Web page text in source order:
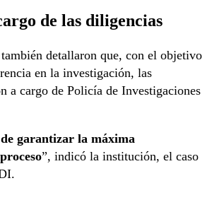
de las diligencias
detallaron que, con el objetivo
en la investigación, las
a cargo de Policía de Investigaciones
garantizar la máxima
”, indicó la institución, el caso